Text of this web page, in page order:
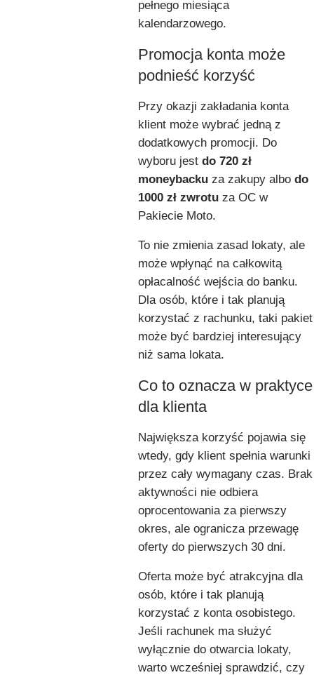
pełnego miesiąca
kalendarzowego.
Promocja konta może
podnieść korzyść
Przy okazji zakładania konta
klient może wybrać jedną z
dodatkowych promocji. Do
wyboru jest do 720 zł
moneybacku za zakupy albo do
1000 zł zwrotu za OC w
Pakiecie Moto.
To nie zmienia zasad lokaty, ale
może wpłynąć na całkowitą
opłacalność wejścia do banku.
Dla osób, które i tak planują
korzystać z rachunku, taki pakiet
może być bardziej interesujący
niż sama lokata.
Co to oznacza w praktyce
dla klienta
Największa korzyść pojawia się
wtedy, gdy klient spełnia warunki
przez cały wymagany czas. Brak
aktywności nie odbiera
oprocentowania za pierwszy
okres, ale ogranicza przewagę
oferty do pierwszych 30 dni.
Oferta może być atrakcyjna dla
osób, które i tak planują
korzystać z konta osobistego.
Jeśli rachunek ma służyć
wyłącznie do otwarcia lokaty,
warto wcześniej sprawdzić, czy